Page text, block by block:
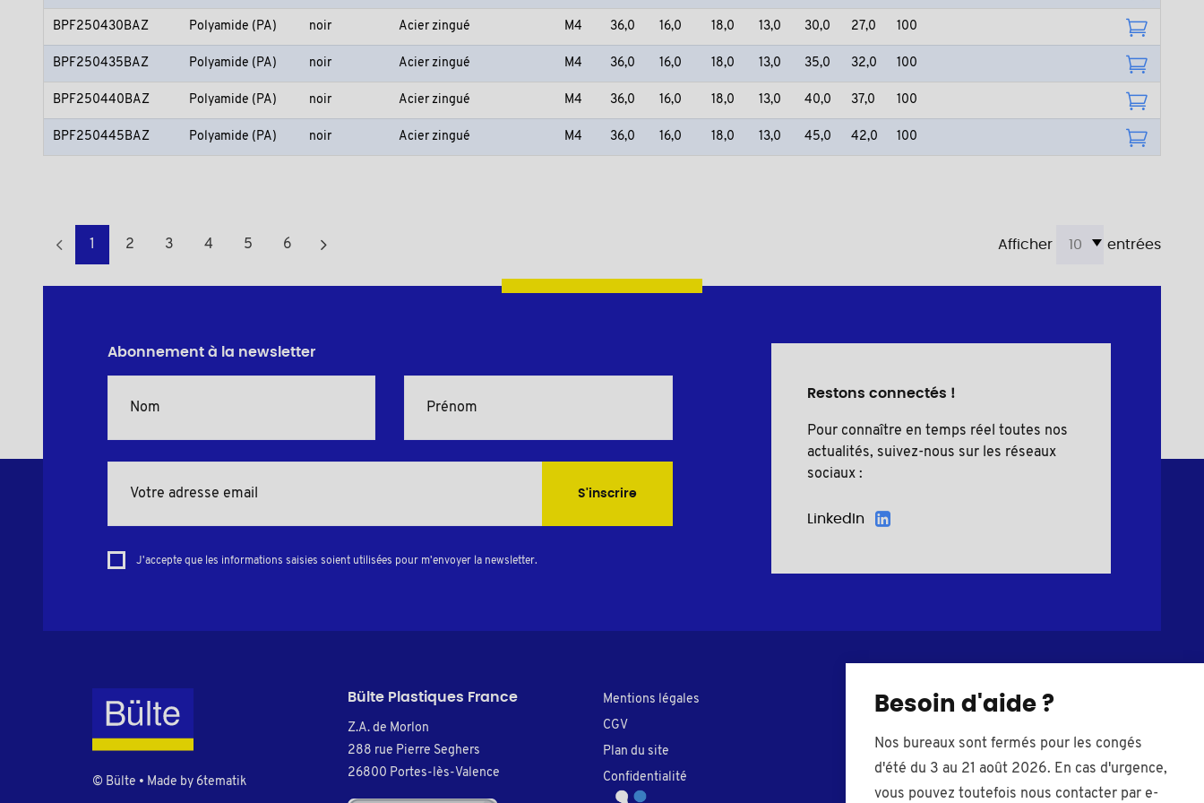
BPF250430BAZ Polyamide (PA) noir Acier zingué M4 36,0 16,0 18,0 13,0 30,0 27,0 100
BPF250435BAZ Polyamide (PA) noir Acier zingué M4 36,0 16,0 18,0 13,0 35,0 32,0 100
BPF250440BAZ Polyamide (PA) noir Acier zingué M4 36,0 16,0 18,0 13,0 40,0 37,0 100
BPF250445BAZ Polyamide (PA) noir Acier zingué M4 36,0 16,0 18,0 13,0 45,0 42,0 100
1 2 3 4 5 6 Afficher entrées
Besoin d'aide ?
Nos bureaux sont fermés pour les congés
d'été du 3 au 21 août 2026. En cas d'urgence,
vous pouvez toutefois nous contacter par e-
Abonnement à la newsletter
S'inscrire
J'accepte que les informations saisies soient utilisées pour m'envoyer la newsletter.
Restons connectés !
Pour connaître en temps réel toutes nos
actualités, suivez-nous sur les réseaux
sociaux :
LinkedIn
© Bülte • Made by 6tematik
Bülte Plastiques France
Z.A. de Morlon
288 rue Pierre Seghers
26800 Portes-lès-Valence
Mentions légales
CGV
Plan du site
Confidentialité
Vis plastiques
Bouchons
Entretoises
Caches-trou
Cache-vis
Pieds de réglage
Ecrous plastiques
Boutons